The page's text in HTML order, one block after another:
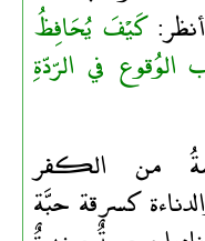
كَيْفَ يُحَافِظُ
في الرّدّةِ
من الكفر
كسرقة حبَّة